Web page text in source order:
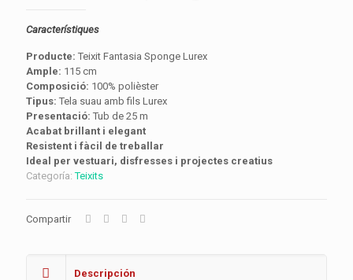
Característiques
Producte: Teixit Fantasia Sponge Lurex
Ample: 115 cm
Composició: 100% polièster
Tipus: Tela suau amb fils Lurex
Presentació: Tub de 25 m
Acabat brillant i elegant
Resistent i fàcil de treballar
Ideal per vestuari, disfresses i projectes creatius
Categoría:Teixits
Compartir
Descripción